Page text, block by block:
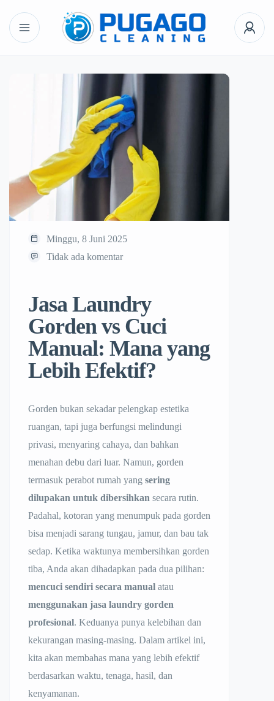
Minggu, 8 Juni 2025
Tidak ada komentar
Jasa Laundry
Gorden vs Cuci
Manual: Mana yang
Lebih Efektif?
Gorden bukan sekadar pelengkap estetika
ruangan, tapi juga berfungsi melindungi
privasi, menyaring cahaya, dan bahkan
menahan debu dari luar. Namun, gorden
termasuk perabot rumah yang sering
dilupakan untuk dibersihkan secara rutin.
Padahal, kotoran yang menumpuk pada gorden
bisa menjadi sarang tungau, jamur, dan bau tak
sedap. Ketika waktunya membersihkan gorden
tiba, Anda akan dihadapkan pada dua pilihan:
mencuci sendiri secara manual atau
menggunakan jasa laundry gorden
profesional. Keduanya punya kelebihan dan
kekurangan masing-masing. Dalam artikel ini,
kita akan membahas mana yang lebih efektif
berdasarkan waktu, tenaga, hasil, dan
kenyamanan.